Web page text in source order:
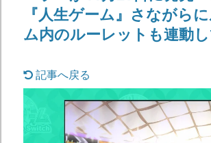
『人生ゲーム』さながら
ム内のルーレットも連動
記事へ戻る